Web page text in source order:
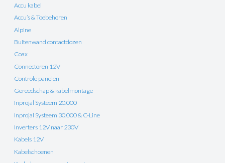
Accu kabel
Accu’s & Toebehoren
Alpine
Buitenwand contactdozen
Coax
Connectoren 12V
Controle panelen
Gereedschap & kabelmontage
Inprojal Systeem 20.000
Inprojal Systeem 30.000 & C-Line
Inverters 12V naar 230V
Kabels 12V
Kabelschoenen